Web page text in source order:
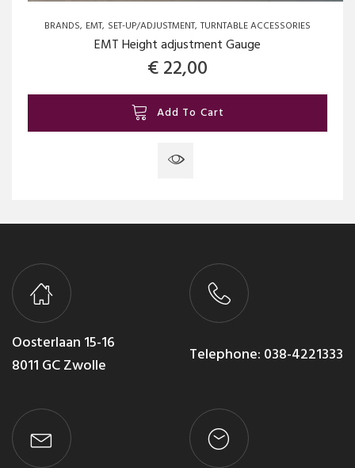
BRANDS EMT SET-UP/ADJUSTMENT TURNTABLE ACCESSORIES
EMT Height adjustment Gauge
€22,00
Add To Cart
Oosterlaan 15-16
8011 GC Zwolle
Telephone: 038-4221333